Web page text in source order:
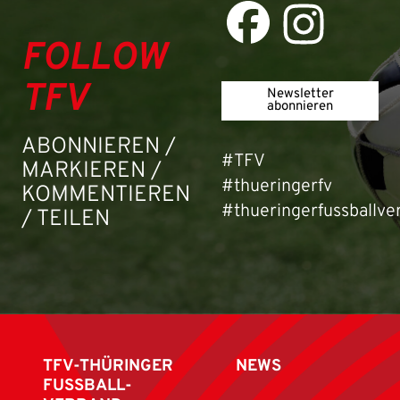
FOLLOW
TFV
ABONNIEREN /
MARKIEREN /
KOMMENTIEREN
/ TEILEN
Newsletter
abonnieren
#TFV
#thueringerfv
TFV-THÜRINGER
FUSSBALL-
NEWS